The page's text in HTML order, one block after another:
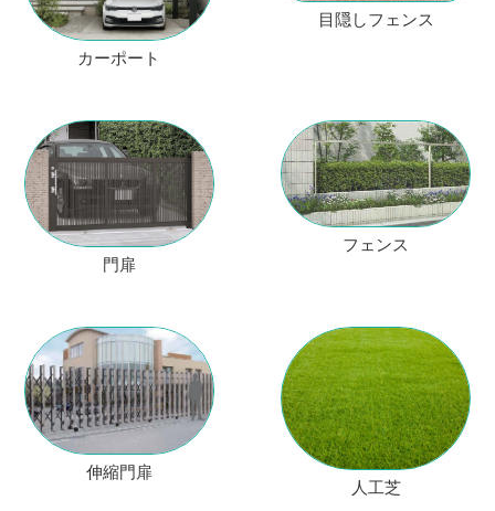
カーポート
目隠しフェンス
門扉
フェンス
伸縮門扉
人工芝